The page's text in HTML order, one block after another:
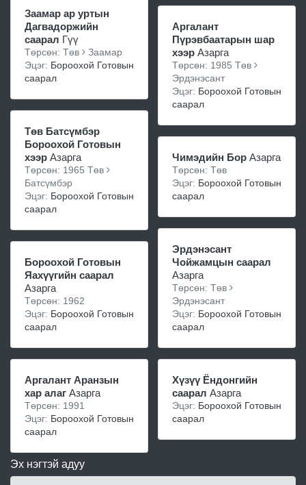
Заамар ар уртын
Дагвадоржийн
саарал Гүү
Төрсөн: Төв
Заамар
Эцэг: Бороохой Готовын
саарал
Төв Батсүмбэр
Бороохой Готовын
хээр Азарга
Төрсөн: 1965 Төв
Батсүмбэр
Эцэг: Бороохой Готовын
саарал
Бороохой Готовын
Яахүүгийн саарал
Азарга
Төрсөн: 1962
Эцэг: Бороохой Готовын
саарал
Аргалант Аранзын
хар алаг Азарга
Төрсөн: 1991
Эцэг: Бороохой Готовын
саарал
Аргалант
Пүрэвбаатарын шар
хээр Азарга
Төрсөн: 1985 Төв
Эрдэнэсант
Эцэг: Бороохой Готовын
саарал
Чимэдийн Бор Азарга
Төрсөн: Төв
Эцэг: Бороохой Готовын
саарал
Эрдэнэсант
Чойжамцын саарал
Азарга
Төрсөн: Төв
Эрдэнэсант
Эцэг: Бороохой Готовын
саарал
Хүзүү Ёндонгийн
саарал Азарга
Эцэг: Бороохой Готовын
саарал
Эх нэгтэй адуу